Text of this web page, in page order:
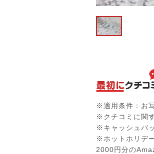
※適用条件：お
※クチコミに関
※キャッシュバ
※ホットホリデ
2000円分の